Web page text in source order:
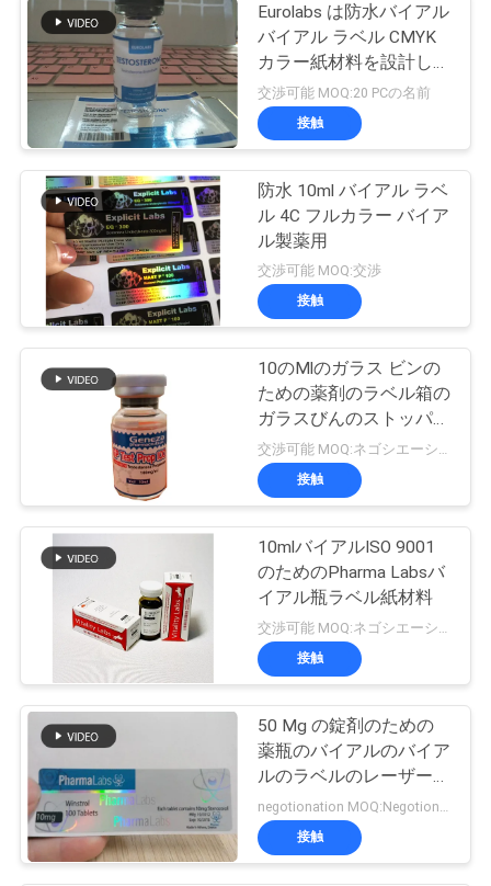
い
て
行
理
に
絡
し
な
Eurolabs は防水バイアル
バイアル ラベル CMYK
カラー紙材料を設計しま
す。
交渉可能 MOQ:20 PCの名前
接触
防水 10ml バイアル ラベ
ル 4C フルカラー バイア
ル製薬用
交渉可能 MOQ:交渉
接触
10のMlのガラス ビンの
ための薬剤のラベル箱の
ガラスびんのストッパー
そして帽子
交渉可能 MOQ:ネゴシエーション
接触
10mlバイアルISO 9001
のためのPharma Labsバ
イアル瓶ラベル紙材料
接触
50 Mg の錠剤のための
薬瓶のバイアルのバイア
ルのラベルのレーザー材
料の正方形の形
接触